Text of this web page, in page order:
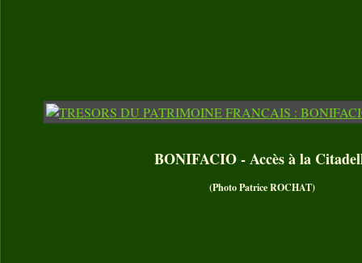
BONIFACIO - Accès à la
(Photo Patrice ROCHAT)